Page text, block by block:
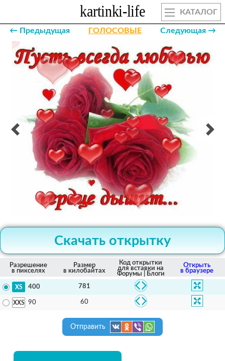
КАТАЛОГ
← Предыдущая ГОЛОСОВЫЕ Следующая →
Скачать открытку
Разрешение
в пикселях
Размер
в килобайтах
Код открытки
для вставки на
Форумы | Блоги
Открыть
в браузере
400 781
90 60
Отправить